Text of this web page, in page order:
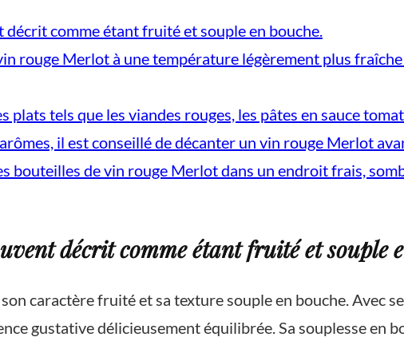
comme étant fruité et souple en bouche.
rouge Merlot à une température légèrement plus
plats tels que les viandes rouges, les pâtes en sauce
il est conseillé de décanter un vin rouge Merlot
bouteilles de vin rouge Merlot dans un endroit frais,
décrit comme étant fruité et souple
caractère fruité et sa texture souple en bouche. Avec
gustative délicieusement équilibrée. Sa souplesse en